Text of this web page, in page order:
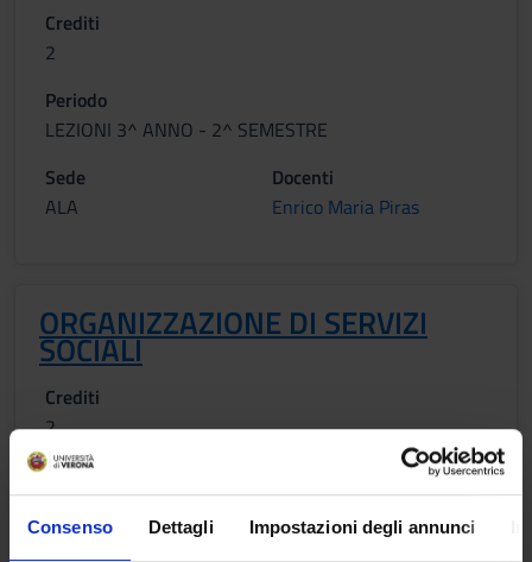
Consenso Dettagli Impostazioni degli annunci
Crediti
2
Periodo
LEZIONI 3^ ANNO - 2^ SEMESTRE
Sede
ALA
Docenti
Enrico Maria Piras
ORGANIZZAZIONE DI SERVIZI
SOCIALI
Crediti
2
Periodo
LEZIONI 3^ ANNO - 2^ SEMESTRE